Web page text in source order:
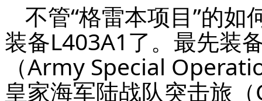
不管“格雷本项目”的
装备L403A1了。最先装
（Army Special
皇家海军陆战队突击旅